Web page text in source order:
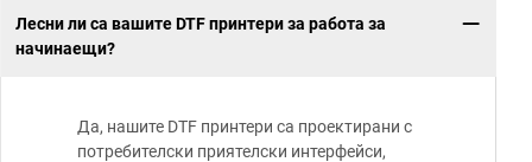
Лесни ли са вашите DTF принтери за работа за
начинаещи?
Да, нашите DTF принтери са проектирани с
потребителски приятелски интерфейси,